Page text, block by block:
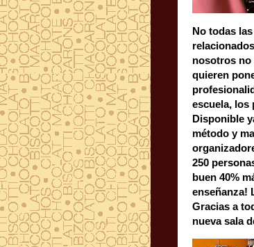
No todas
relacionados
nosotros no
quieren
escuela, los
Disponible
método y
250
buen 40%
enseñanza!
Gracias a
nueva sala